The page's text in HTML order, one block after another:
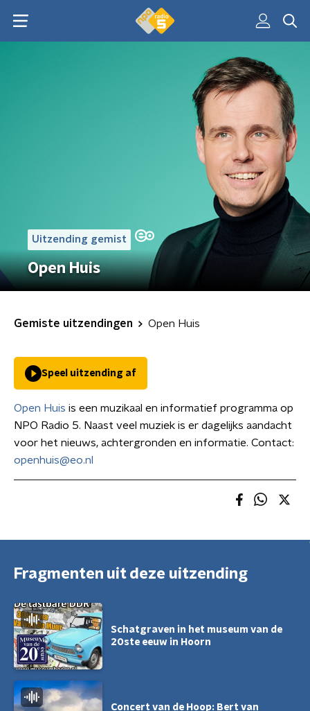
Uitzending gemist
Open Huis
Gemiste uitzendingen Open Huis
Speel uitzending af
Open Huis is een muzikaal en informatief programma op
NPO Radio 5. Naast veel muziek is er dagelijks aandacht
voor het nieuws, achtergronden en informatie. Contact:
openhuis@eo.nl
Fragmenten uit deze uitzending
Schatgraven in het museum van de
20ste eeuw in Hoorn
Concert van de Hoop: Bert van